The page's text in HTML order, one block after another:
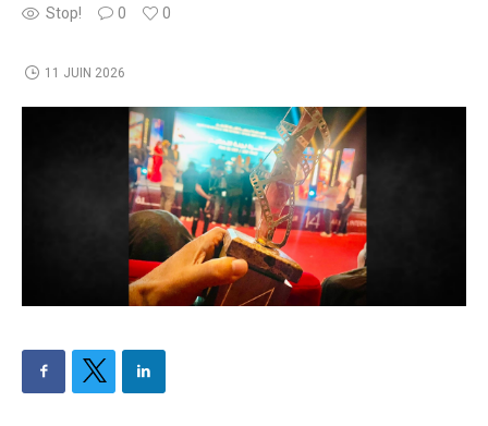
Stop! 0 0
11 JUIN 2026